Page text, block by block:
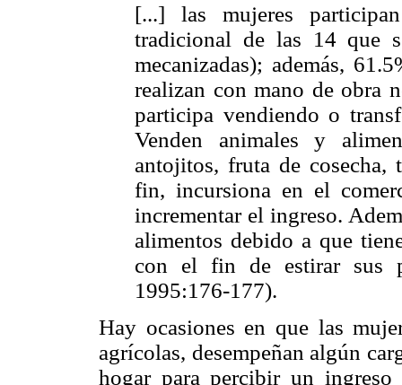
[...] las mujeres
tradicional de las 14 que
mecanizadas); además,
realizan con mano de obra
participa vendiendo o
Venden animales y
antojitos, fruta de cosecha,
fin, incursiona en el
incrementar el ingreso.
alimentos debido a que
con el fin de estirar sus
1995:176-177).
Hay ocasiones en que las
agrícolas, desempeñan algún
hogar para percibir un